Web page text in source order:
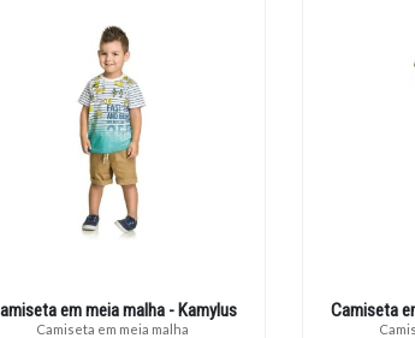
em meia malha - Kamylus
Camiseta em meia malha
Camiseta